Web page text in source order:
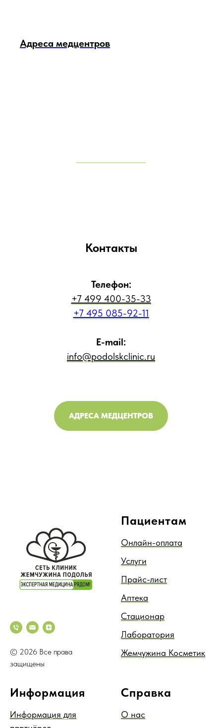
Адреса медцентров
Контакты
Телефон:
+7 499 400-35-33
+7 495 085-92-11
E-mail:
info@podolskclinic.ru
АДРЕСА МЕДЦЕНТРОВ
© 2026 Все права
защищены
Пациентам
Онлайн-оплата
Услуги
Прайс-лист
Аптека
Стационар
Лаборатория
Жемчужина Косметик
Информация
Информация для
Справка
О нас